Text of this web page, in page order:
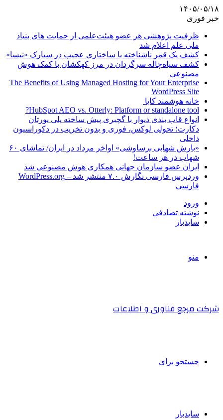
۱۴۰۵/۰۵/۱۸
خبر فوری
ظرفیت پژوهشی هر عضو هیئت‌علمی از حمایت های بنیاد
ملی علم اعلام شد
کشف یک قمر ناشناخته با ساختاری عجیب در سیارک «نیسا»
کشف سیاه‌چاله سرگردان در مرز کهکشان با کمک هوش
مصنوعی
The Benefits of Using Managed Hosting for Your Enterprise
WordPress Site
خانه هوشمند کایا
HubSpot AEO vs. Otterly: Platform or standalone tool?
انواع قاب بندی دیوار با گچبری پیش ساخته پلی یورتان
دکارت؛ تحولی لوکس، فوری و بدون تخریب در دکوراسیون
داخلی
«بارش شهابی برساوشی» اواخر مرداد در ایران/ تماشای ۶۰
شهاب در هر ساعت!
ایران عضو سازمان جهانی همکاری هوش مصنوعی شد
وردپرس فارسی نگارش ۷.۰ منتشر شد – WordPress.org
فارسی
ورود
نوشته تصادفی
سایدبار
منو
شرکت مرجع فناوری و اطلاعات
جستجو برای
سایدبار